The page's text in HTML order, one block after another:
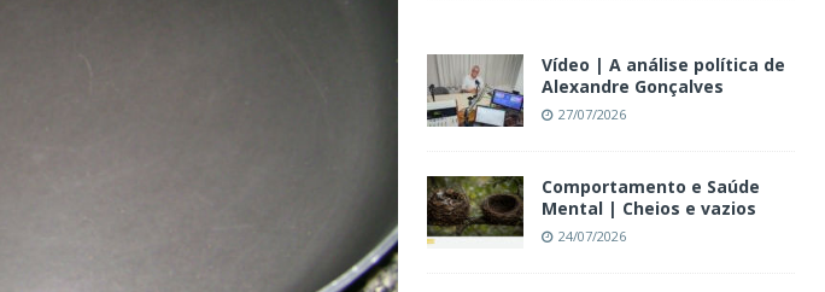
Vídeo | A análise política de
Alexandre Gonçalves
27/07/2026
Comportamento e Saúde
Mental | Cheios e vazios
24/07/2026